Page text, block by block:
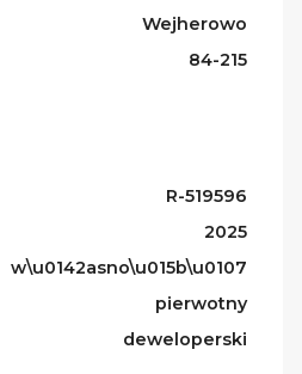
Wejherowo
84-215
R-519596
2025
w\u0142asno\u015b\u0107
pierwotny
deweloperski